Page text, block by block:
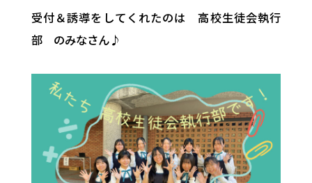
受付＆誘導をしてくれたのは 高校生徒会執行
部 のみなさん♪